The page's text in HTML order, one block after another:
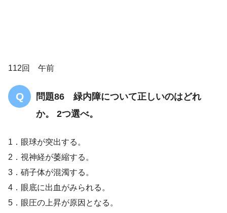
112回 午前
問題86 緑内障について正しいのはどれ
か。 2つ選べ。
1．眼球が突出する。
2．視神経が萎縮する。
3．硝子体が混濁する。
4．眼底に出血がみられる。
5．眼圧の上昇が原因となる。